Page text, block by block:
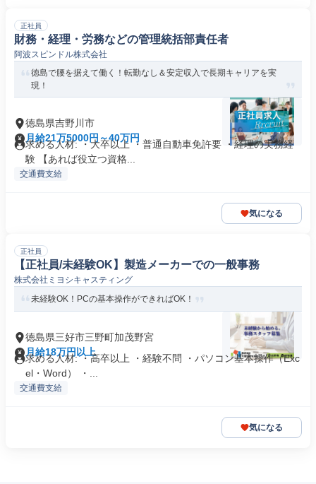
正社員
財務・経理・労務などの管理統括部責任者
阿波スピンドル株式会社
徳島で腰を据えて働く！転勤なし＆安定収入で長期キャリアを実
現！
徳島県吉野川市
月給21万5000円～40万円
求める人材: ・大卒以上 ・普通自動車免許要 ・経理の実務経
験 【あれば役立つ資格...
交通費支給
気になる
正社員
【正社員/未経験OK】製造メーカーでの一般事務
株式会社ミヨシキャスティング
未経験OK！PCの基本操作ができればOK！
徳島県三好市三野町加茂野宮
月給18万円以上
求める人材: ・高卒以上 ・経験不問 ・パソコン基本操作（Exc
el・Word） ・...
交通費支給
気になる